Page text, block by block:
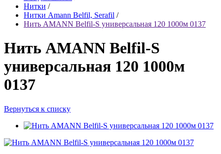
Нитки /
Нитки Amann Belfil, Serafil /
Нить AMANN Belfil-S универсальная 120 1000м 0137
Нить AMANN Belfil-S
универсальная 120 1000м
0137
Вернуться к списку